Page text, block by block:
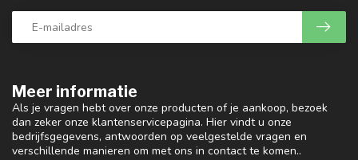
Meer informatie
Als je vragen hebt over onze producten of je aankoop, bezoek
dan zeker onze klantenservicepagina. Hier vindt u onze
bedrijfsgegevens, antwoorden op veelgestelde vragen en
verschillende manieren om met ons in contact te komen..